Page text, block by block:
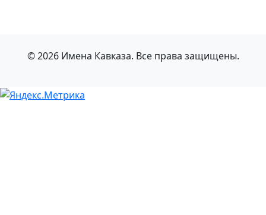
© 2026 Имена Кавказа. Все права защищены.